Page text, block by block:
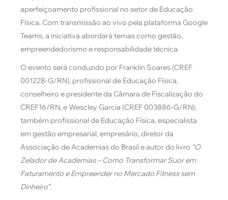
aperfeiçoamento profissional no setor de Educação
Física. Com transmissão ao vivo pela plataforma Google
Teams, a iniciativa abordará temas como gestão,
empreendedorismo e responsabilidade técnica.
O evento será conduzido por Franklin Soares (CREF
001228-G/RN), profissional de Educação Física,
conselheiro e presidente da Câmara de Fiscalização do
CREF16/RN, e Wescley Garcia (CREF 003886-G/RN),
também profissional de Educação Física, especialista
em gestão empresarial, empresário, diretor da
Associação de Academias do Brasil e autor do livro “O
Zelador de Academias – Como Transformar Suor em
Faturamento e Empreender no Mercado Fitness sem
Dinheiro”.